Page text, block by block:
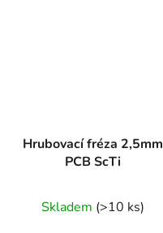
Hrubovací fréza 2,5mm
PCB ScTi
Skladem (>10 ks)